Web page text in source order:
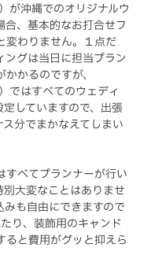
が沖縄でのオリジナルウ
合、基本的なお打合せフ
変わりません。１点だ
ングは当日に担当プラン
かるのですが、
ではすべてのウェディ
していますので、出張
分でまかなえてしまい
すべてプランナーが行い
大変なことはありませ
も自由にできますので
り、装飾用のキャンド
ると費用がグッと抑えら